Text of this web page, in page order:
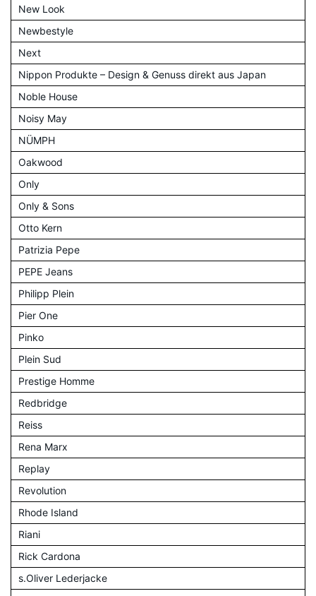
New Look
Newbestyle
Next
Nippon Produkte – Design & Genuss direkt aus Japan
Noble House
Noisy May
NÜMPH
Oakwood
Only
Only & Sons
Otto Kern
Patrizia Pepe
PEPE Jeans
Philipp Plein
Pier One
Pinko
Plein Sud
Prestige Homme
Redbridge
Reiss
Rena Marx
Replay
Revolution
Rhode Island
Riani
Rick Cardona
s.Oliver Lederjacke